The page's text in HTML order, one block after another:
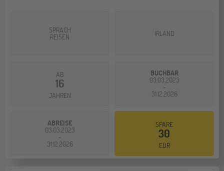
SPRACH
REISEN IRLAND
AB
16
JAHREN
BUCHBAR
03.03.2023
-
31.12.2026
ABREISE
03.03.2023
-
31.12.2026
SPARE
30
EUR